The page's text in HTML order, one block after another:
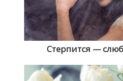
Стерпится —